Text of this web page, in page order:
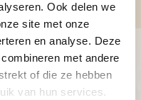
Ook delen we
site met onze
en analyse. Deze
met andere
of die ze hebben
van hun services.